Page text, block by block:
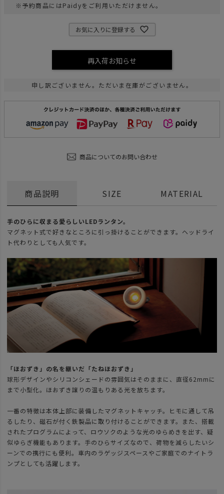
※予約商品にはPaidyをご利用いただけません。
お気に入りに登録する
再入荷お知らせ
申し訳ございません。ただいま在庫がございません。
商品についてのお問い合わせ
商品説明
手のひらに収まる愛らしいLEDランタン。
マグネット式で好きなところに引っ掛けることができます。ヘッドライ
ト代わりとしても人気です。
「ほおずき」の名を継いだ「たねほおずき」
球形デザインやシリコンシェードの雰囲気はそのままに、直径62mmに
まで小型化。ほおずき譲りの温もりある光を放ちます。
一番の特徴は本体上部に装備したマグネットキャッチ。ヒモに通して吊
るしたり、磁石が付く鉄製品に取り付けることができます。また、搭載
されたプログラムによって、ロウソクのような光のゆらめきを出す、疑
似ゆらぎ機能もあります。手のひらサイズなので、荷物を減らしたいシ
ーンでの携行にも便利。車内のラゲッジスペースやご家庭でのナイトラ
ンプとしても活躍します。
SIZE MATERIAL